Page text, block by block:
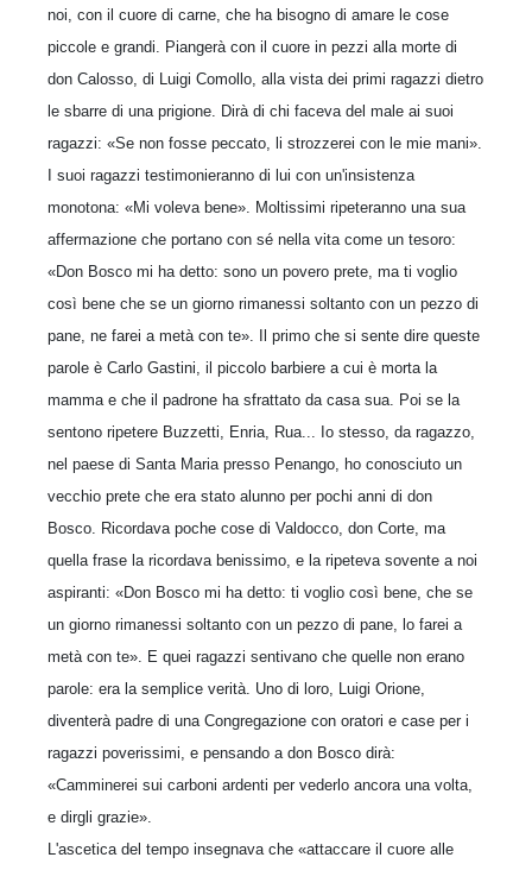
noi, con il cuore di carne, che ha bi­sogno di amare le cose
piccole e grandi. Piangerà con il cuore in pezzi alla morte di
don Calosso, di Luigi Comollo, alla vista dei primi ragazzi dietro
le sbarre di una prigione. Dirà di chi faceva del male ai suoi
ragazzi: «Se non fosse peccato, li strozzerei con le mie mani».
I suoi ragazzi testimonieranno di lui con un'insi­stenza
monotona: «Mi voleva bene». Moltissimi ripeteranno una sua
afferma­zione che portano con sé nella vita come un tesoro:
«Don Bosco mi ha detto: sono un povero prete, ma ti voglio
così bene che se un giorno rimanessi soltanto con un pezzo di
pane, ne farei a metà con te». Il primo che si sente dire queste
parole è Carlo Gastini, il piccolo barbiere a cui è morta la
mamma e che il padro­ne ha sfrattato da casa sua. Poi se la
sentono ripetere Buzzetti, Enria, Rua... Io stesso, da ragazzo,
nel paese di Santa Maria presso Penango, ho conosciuto un
vecchio prete che era stato alunno per pochi anni di don
Bosco. Ricordava poche cose di Valdocco, don Corte, ma
quella frase la ricordava benissimo, e la ripeteva sovente a noi
aspiranti: «Don Bosco mi ha detto: ti voglio così bene, che se
un giorno rimanessi soltanto con un pezzo di pane, lo farei a
metà con te». E quei ragazzi sentivano che quelle non erano
parole: era la semplice verità. Uno di loro, Luigi Orione,
diventerà padre di una Congregazione con oratori e case per i
ra­gazzi poverissimi, e pensando a don Bosco dirà:
«Camminerei sui carboni ardenti per vederlo ancora una volta,
e dirgli grazie».
L'ascetica del tempo insegnava che «attaccare il cuore alle